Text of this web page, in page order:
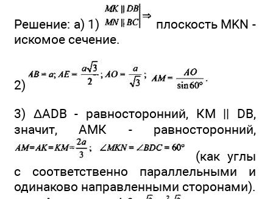
Решение: а) 1)
плоскость MKN -
искомое сечение.
2)
3) ΔADB - равносторонний, КМ || DB,
значит, АМК - равносторонний,
(как углы
с соответственно параллельными и
одинаково направленными сторонами).